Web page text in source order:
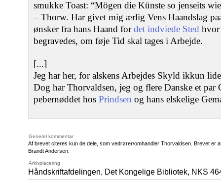
smukke Toast: “Mögen die Künste so jenseits
– Thorw. Har givet mig ærlig Vens Haandslag
ønsker fra hans Haand fordet indviede Sted
begravedes, om føje Tid skal tages i Arbejde.
[...]
Jeg har her, for alskens Arbejdes Skyld ikkun
Dog har Thorvaldsen, jeg og flere Danske et par
pebernøddet hos Prindsen og hans elskelige
Generel kommentar
Af brevet citeres kun de dele, som vedrører/omhandler Thorvaldsen. Brevet er
Brandt Andersen.
Arkivplacering
Håndskriftafdelingen, Det Kongelige Bibliotek, NKS